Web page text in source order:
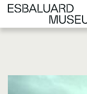
www.maremostra.com
www.maremostra.com